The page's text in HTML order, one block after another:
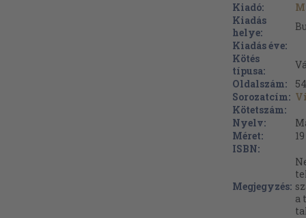
Kiadó:
Kiadás
helye:
Kiadás éve:
Kötés
típusa:
Oldalszám:
Sorozatcím:
Kötetszám:
Nyelv:
Méret:
ISBN:
Megjegyzés:
a